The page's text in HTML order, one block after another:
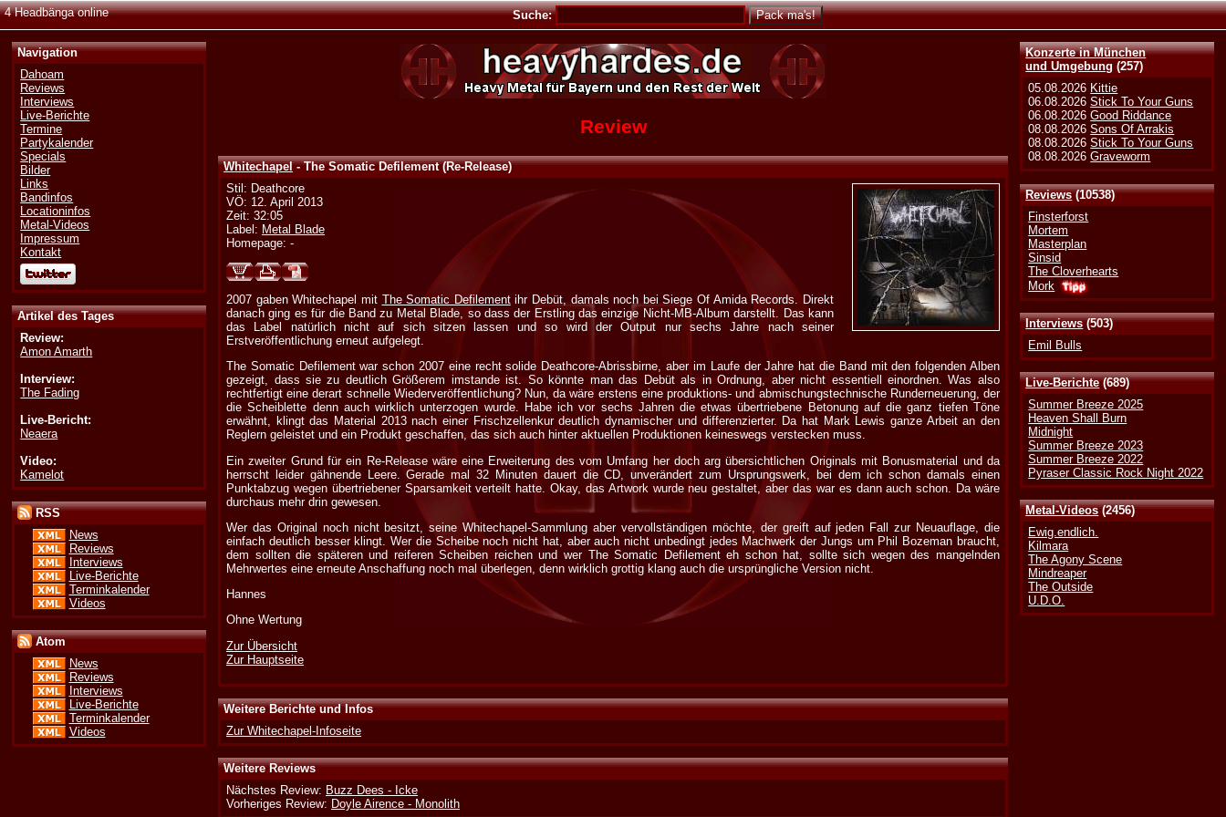
4 Headbänga online Suche:
Konzerte in München
und Umgebung (257)
05.08.2026 Kittie
06.08.2026Stick To Your Guns
06.08.2026Good Riddance
08.08.2026Sons Of Arrakis
08.08.2026Stick To Your Guns
08.08.2026Graveworm
Reviews(10538)
Finsterforst
Mortem
Masterplan
Sinsid
The Cloverhearts
Mork
Interviews(503)
Emil Bulls
Live-Berichte(689)
Summer Breeze 2025
Heaven Shall Burn
Midnight
Summer Breeze 2023
Summer Breeze 2022
Pyraser Classic Rock Night 2022
Metal-Videos(2456)
Ewig.endlich.
Kilmara
The Agony Scene
Mindreaper
The Outside
U.D.O.
Navigation
Dahoam
Reviews
Interviews
Live-Berichte
Termine
Partykalender
Specials
Bilder
Links
Bandinfos
Locationinfos
Metal-Videos
Impressum
Kontakt
Artikel des Tages
Review:
Amon Amarth
Interview:
The Fading
Live-Bericht:
Neaera
Video:
Kamelot
RSS
News
Reviews
Interviews
Live-Berichte
Terminkalender
Videos
Atom
News
Reviews
Interviews
Live-Berichte
Terminkalender
Videos
Review
Whitechapel- The Somatic Defilement (Re-Release)
Stil: Deathcore
VÖ: 12. April 2013
Zeit: 32:05
Label: Metal Blade
Homepage: -
2007 gaben Whitechapel mit The Somatic Defilementihr Debüt, damals noch bei Siege Of Amida Records. Direkt
danach ging es für die Band zu Metal Blade, so dass der Erstling das einzige Nicht-MB-Album darstellt. Das kann
das Label natürlich nicht auf sich sitzen lassen und so wird der Output nur sechs Jahre nach seiner
Erstveröffentlichung erneut aufgelegt.
The Somatic Defilement war schon 2007 eine recht solide Deathcore-Abrissbirne, aber im Laufe der Jahre hat die Band mit den folgenden Alben
gezeigt, dass sie zu deutlich Größerem imstande ist. So könnte man das Debüt als in Ordnung, aber nicht essentiell einordnen. Was also
rechtfertigt eine derart schnelle Wiederveröffentlichung? Nun, da wäre erstens eine produktions- und abmischungstechnische Runderneuerung, der
die Scheiblette denn auch wirklich unterzogen wurde. Habe ich vor sechs Jahren die etwas übertriebene Betonung auf die ganz tiefen Töne
erwähnt, klingt das Material 2013 nach einer Frischzellenkur deutlich dynamischer und differenzierter. Da hat Mark Lewis ganze Arbeit an den
Reglern geleistet und ein Produkt geschaffen, das sich auch hinter aktuellen Produktionen keineswegs verstecken muss.
Ein zweiter Grund für ein Re-Release wäre eine Erweiterung des vom Umfang her doch arg übersichtlichen Originals mit Bonusmaterial und da
herrscht leider gähnende Leere. Gerade mal 32 Minuten dauert die CD, unverändert zum Ursprungswerk, bei dem ich schon damals einen
Punktabzug wegen übertriebener Sparsamkeit verteilt hatte. Okay, das Artwork wurde neu gestaltet, aber das war es dann auch schon. Da wäre
durchaus mehr drin gewesen.
Wer das Original noch nicht besitzt, seine Whitechapel-Sammlung aber vervollständigen möchte, der greift auf jeden Fall zur Neuauflage, die
einfach deutlich besser klingt. Wer die Scheibe noch nicht hat, aber auch nicht unbedingt jedes Machwerk der Jungs um Phil Bozeman braucht,
dem sollten die späteren und reiferen Scheiben reichen und wer The Somatic Defilement eh schon hat, sollte sich wegen des mangelnden
Mehrwertes eine erneute Anschaffung noch mal überlegen, denn wirklich grottig klang auch die ursprüngliche Version nicht.
Hannes
Ohne Wertung
Zur Übersicht
Zur Hauptseite
Weitere Berichte und Infos
Zur Whitechapel-Infoseite
Weitere Reviews
Nächstes Review: Buzz Dees - Icke
Vorheriges Review: Doyle Airence - Monolith